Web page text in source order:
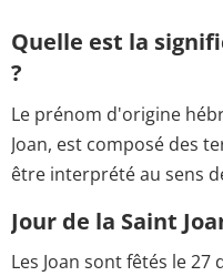
Quelle est la
?
Le prénom d'origine
Joan, est composé des
être interprété au sens
Jour de la Saint
Les Joan sont fêtés le